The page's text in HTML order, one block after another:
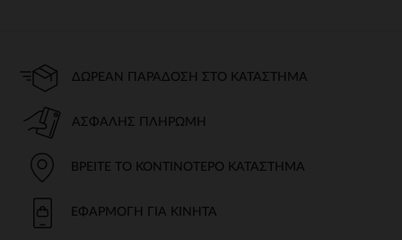
ΔΩΡΕΆΝ ΠΑΡΆΔΟΣΗ ΣΤΟ ΚΑΤΆΣΤΗΜΑ
ΑΣΦΑΛΉΣ ΠΛΗΡΩΜΉ
ΒΡΕΊΤΕ ΤΟ ΚΟΝΤΙΝΌΤΕΡΟ ΚΑΤΆΣΤΗΜΑ
ΕΦΑΡΜΟΓΉ ΓΙΑ ΚΙΝΗΤΆ